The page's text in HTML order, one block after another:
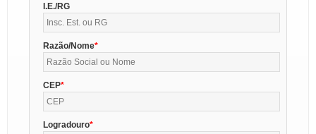
I.E./RG
Razão/Nome
CEP
Logradouro